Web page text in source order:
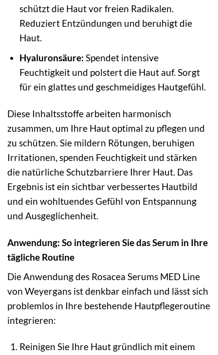
schützt die Haut vor freien Radikalen.
Reduziert Entzündungen und beruhigt die
Haut.
Hyaluronsäure: Spendet intensive
Feuchtigkeit und polstert die Haut auf. Sorgt
für ein glattes und geschmeidiges Hautgefühl.
Diese Inhaltsstoffe arbeiten harmonisch
zusammen, um Ihre Haut optimal zu pflegen und
zu schützen. Sie mildern Rötungen, beruhigen
Irritationen, spenden Feuchtigkeit und stärken
die natürliche Schutzbarriere Ihrer Haut. Das
Ergebnis ist ein sichtbar verbessertes Hautbild
und ein wohltuendes Gefühl von Entspannung
und Ausgeglichenheit.
Anwendung: So integrieren Sie das Serum in Ihre
tägliche Routine
Die Anwendung des Rosacea Serums MED Line
von Weyergans ist denkbar einfach und lässt sich
problemlos in Ihre bestehende Hautpflegeroutine
integrieren:
Reinigen Sie Ihre Haut gründlich mit einem